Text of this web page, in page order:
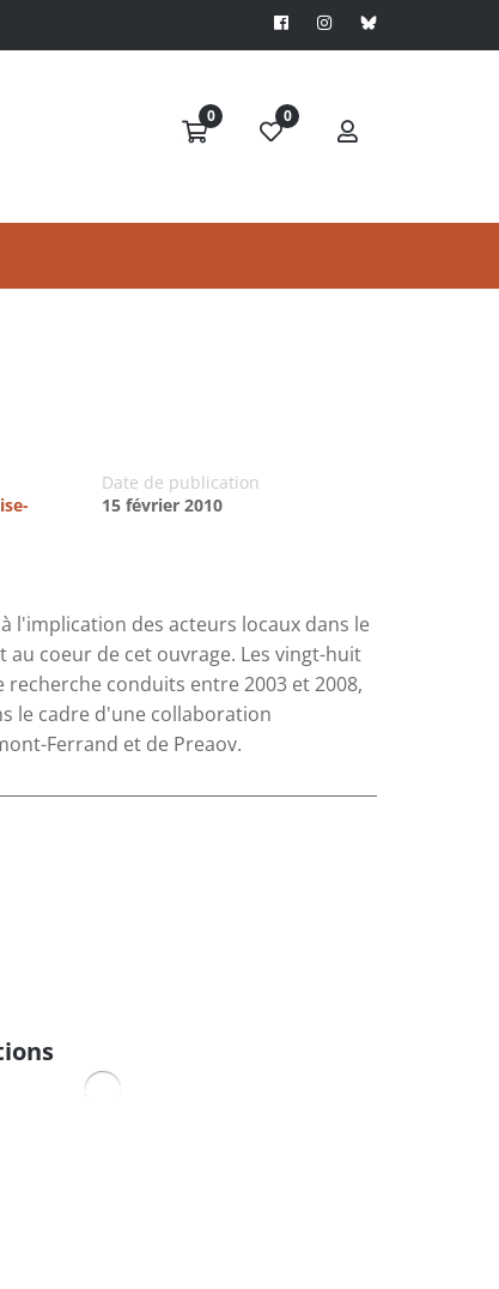
0 0
Date de publication
15 février 2010
l'implication des acteurs locaux dans le
coeur de cet ouvrage. Les vingt-huit
conduits entre 2003 et 2008,
le cadre d'une collaboration
Ferrand et de Preaov.